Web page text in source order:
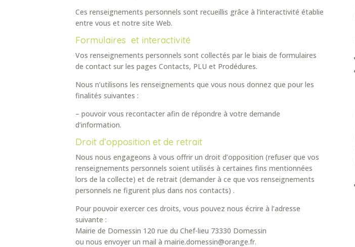
Ces renseignements personnels sont recueillis grâce à l’interactivité établie
entre vous et notre site Web.
Formulaires et interactivité
Vos renseignements personnels sont collectés par le biais de formulaires
de contact sur les pages Contacts, PLU et Prodédures.
Nous n’utilisons les renseignements que vous nous donnez que pour les
finalités suivantes :
– pouvoir vous recontacter afin de répondre à votre demande
d’information.
Droit d’opposition et de retrait
Nous nous engageons à vous offrir un droit d’opposition (refuser que vos
renseignements personnels soient utilisés à certaines fins mentionnées
lors de la collecte) et de retrait (demander à ce que vos renseignements
personnels ne figurent plus dans nos contacts) .
Pour pouvoir exercer ces droits, vous pouvez nous écrire à l’adresse
suivante :
Mairie de Domessin 120 rue du Chef-lieu 73330 Domessin
ou nous envoyer un mail à mairie.domessin@orange.fr.